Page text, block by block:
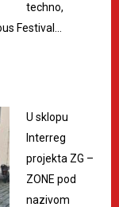
techno,
Festival…
U sklopu
Interreg
projekta ZG –
ZONE pod
nazivom